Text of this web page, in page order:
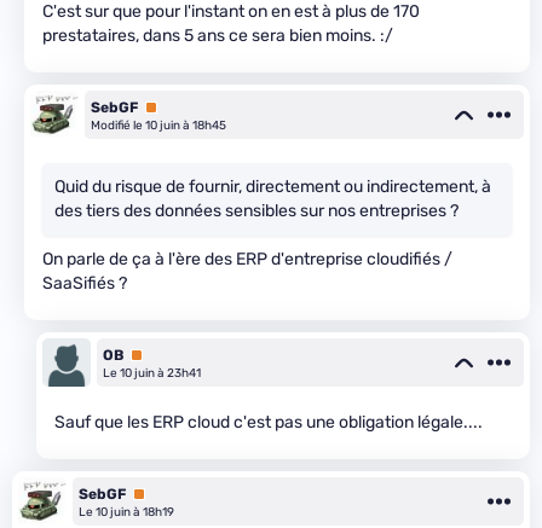
C'est sur que pour l'instant on en est à plus de 170
prestataires, dans 5 ans ce sera bien moins. :/
SebGF Premium
Modifié le 10 juin à 18h45
Quid du risque de fournir, directement ou indirectement, à
des tiers des données sensibles sur nos entreprises ?
On parle de ça à l'ère des ERP d'entreprise cloudifiés /
SaaSifiés ?
OB Premium
Le 10 juin à 23h41
Sauf que les ERP cloud c'est pas une obligation légale....
SebGF Premium
Le 10 juin à 18h19